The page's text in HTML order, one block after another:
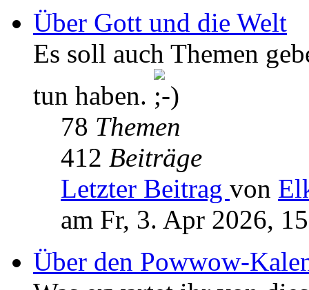
Über Gott und die Welt
Es soll auch Themen
tun haben.
78 Themen
412 Beiträge
Letzter Beitrag von
am Fr, 3. Apr 2026,
Über den Powwow-